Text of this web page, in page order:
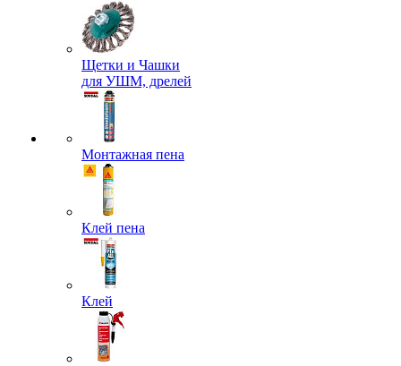
Щетки и Чашки
для УШМ, дрелей
Монтажная пена
Клей пена
Клей